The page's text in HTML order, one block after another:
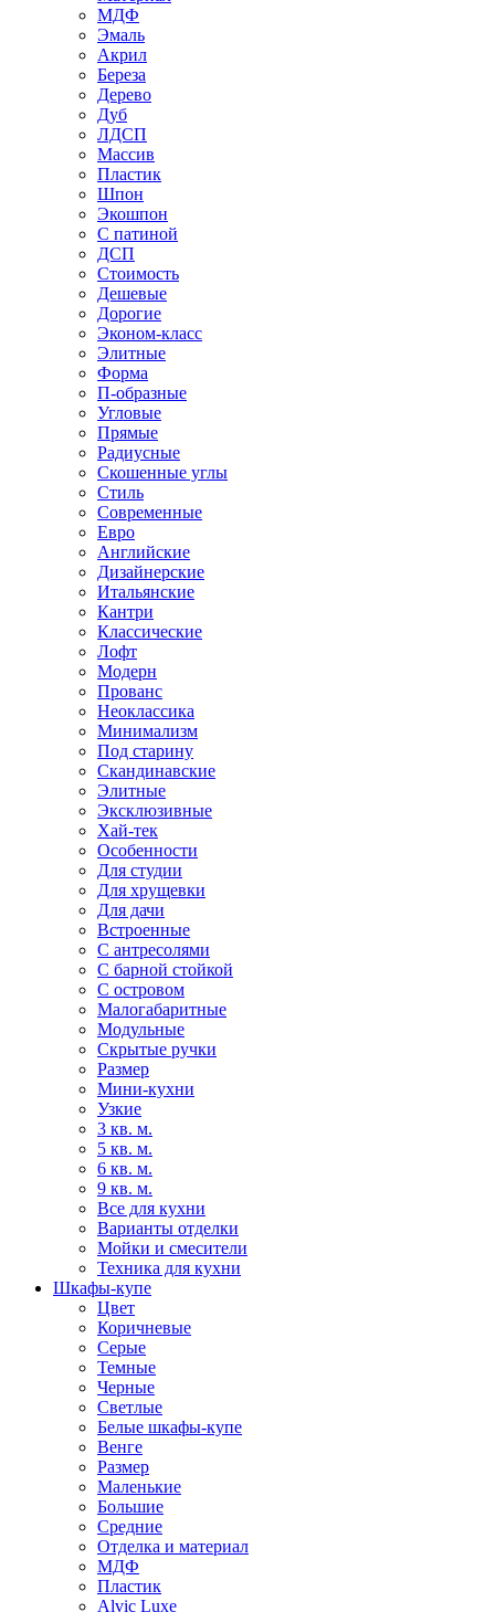
МДФ
Эмаль
Акрил
Береза
Дерево
Дуб
ЛДСП
Массив
Пластик
Шпон
Экошпон
С патиной
ДСП
Стоимость
Дешевые
Дорогие
Эконом-класс
Элитные
Форма
П-образные
Угловые
Прямые
Радиусные
Скошенные углы
Стиль
Современные
Евро
Английские
Дизайнерские
Итальянские
Кантри
Классические
Лофт
Модерн
Прованс
Неоклассика
Минимализм
Под старину
Скандинавские
Элитные
Эксклюзивные
Хай-тек
Особенности
Для студии
Для хрущевки
Для дачи
Встроенные
С антресолями
С барной стойкой
С островом
Малогабаритные
Модульные
Скрытые ручки
Размер
Мини-кухни
Узкие
3 кв. м.
5 кв. м.
6 кв. м.
9 кв. м.
Все для кухни
Варианты отделки
Мойки и смесители
Техника для кухни
Шкафы-купе
Цвет
Коричневые
Серые
Темные
Черные
Светлые
Белые шкафы-купе
Венге
Размер
Маленькие
Большие
Средние
Отделка и материал
МДФ
Пластик
Alvic Luxe